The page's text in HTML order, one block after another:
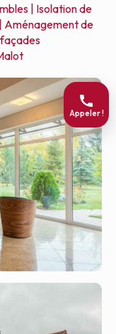
| Isolation de
Aménagement de
Appeler !